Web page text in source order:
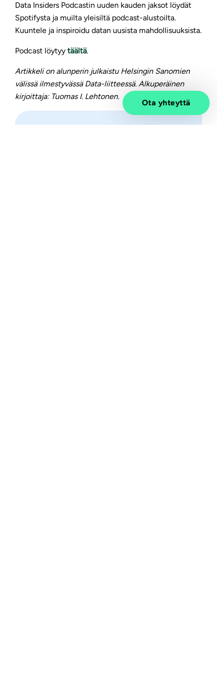
Data Insiders Podcastin uuden kauden jaksot löydät
Spotifysta ja muilta yleisiltä podcast-alustoilta.
Kuuntele ja inspiroidu datan uusista mahdollisuuksista.
Podcast löytyy täältä.
Artikkeli on alunperin julkaistu Helsingin Sanomien
välissä ilmestyvässä Data-liitteessä. Alkuperäinen
kirjoittaja: Tuomas I. Lehtonen.
Haluatko tietää lisää?
Ota yhteyttä